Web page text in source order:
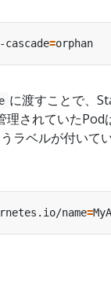
=
に渡すことで、
されていたPod
ラベルが付いて
name=